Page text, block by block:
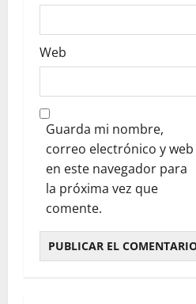
Web
Guarda mi nombre,
correo electrónico y web
en este navegador para
la próxima vez que
comente.